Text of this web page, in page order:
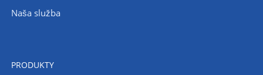
Naša služba
PRODUKTY